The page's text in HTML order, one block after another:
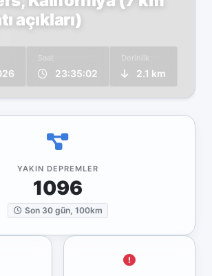
açıkları)
Saat
23:35:02
Derinlik
2.1 km
YAKIN DEPREMLER
1096
Son 30 gün, 100km